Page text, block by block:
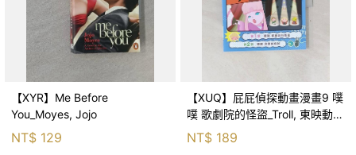
【XYR】Me Before
You_Moyes, Jojo
NT$ 129
【XUQ】屁屁偵探動畫漫畫9 噗
噗 歌劇院的怪盜_Troll, 東映動畫
株式會社, 張東君
NT$ 189